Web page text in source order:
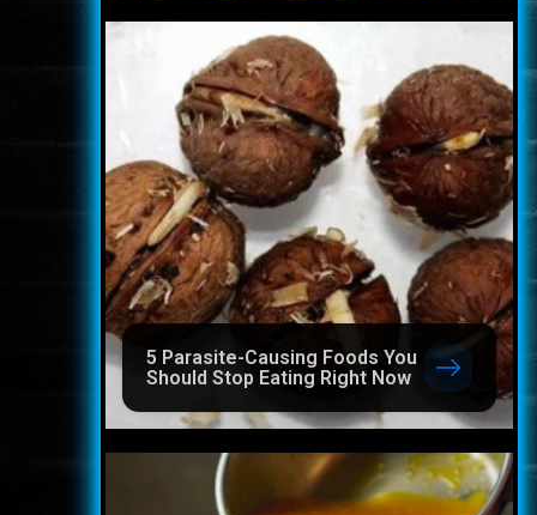
5 Parasite-Causing Foods You
Should Stop Eating Right Now